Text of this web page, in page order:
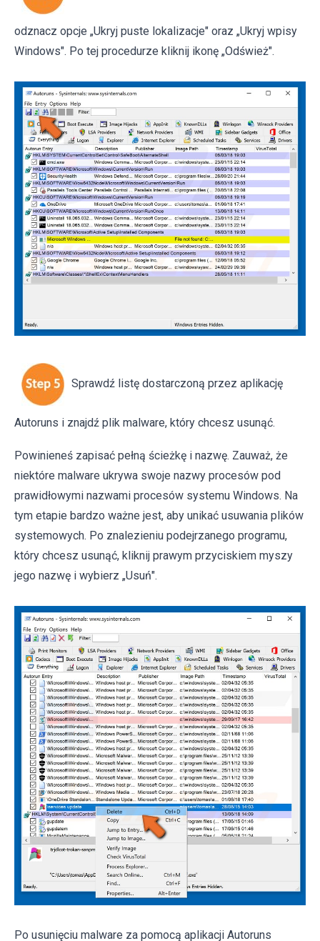
odznacz opcje „Ukryj puste lokalizacje" oraz „Ukryj wpisy
Windows". Po tej procedurze kliknij ikonę „Odśwież".
Sprawdź listę dostarczoną przez aplikację
Autoruns i znajdź plik malware, który chcesz usunąć.
Powinieneś zapisać pełną ścieżkę i nazwę. Zauważ, że
niektóre malware ukrywa swoje nazwy procesów pod
prawidłowymi nazwami procesów systemu Windows. Na
tym etapie bardzo ważne jest, aby unikać usuwania plików
systemowych. Po znalezieniu podejrzanego programu,
który chcesz usunąć, kliknij prawym przyciskiem myszy
jego nazwę i wybierz „Usuń".
Po usunięciu malware za pomocą aplikacji Autoruns